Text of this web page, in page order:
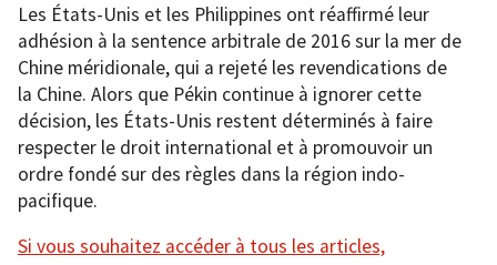
Les États-Unis et les Philippines ont réaffirmé leur
adhésion à la sentence arbitrale de 2016 sur la mer de
Chine méridionale, qui a rejeté les revendications de
la Chine. Alors que Pékin continue à ignorer cette
décision, les États-Unis restent déterminés à faire
respecter le droit international et à promouvoir un
ordre fondé sur des règles dans la région indo-
pacifique.
Si vous souhaitez accéder à tous les articles,